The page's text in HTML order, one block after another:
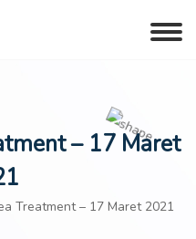
– 17 Maret
Treatment – 17 Maret 2021